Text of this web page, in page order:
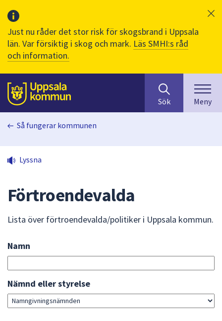
Just nu råder det stor risk för skogsbrand i Uppsala
län. Var försiktig i skog och mark. Läs SMHI:s råd
och information.
Till sidans
huvudinnehåll
efter
innehåll
på
sökförslag
under
fältet.
piltangenterna
för
Sök Meny
Så fungerar kommunen
Lyssna
Förtroendevalda
Lista över förtroendevalda/politiker i Uppsala kommun.
Sök
bland
förtroendevalda
Namn
Gå
direkt
till
Nämnd eller styrelse